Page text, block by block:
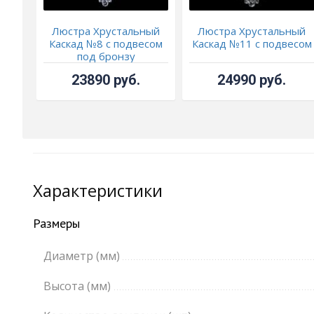
Люстра Хрустальный
Каскад №8 с подвесом
под бронзу
23890 руб.
Люстра Хрустальный
Каскад №11 с подвесом
24990 руб.
Характеристики
Размеры
Диаметр (мм)
Высота (мм)